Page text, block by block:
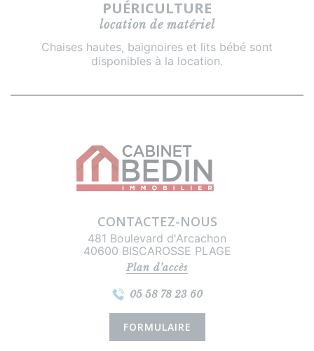
PUÉRICULTURE
location de matériel
Chaises hautes, baignoires et lits bébé sont
disponibles à la location.
CONTACTEZ-NOUS
481 Boulevard d'Arcachon
40600 BISCAROSSE PLAGE
Plan d’accès
05 58 78 23 60
FORMULAIRE